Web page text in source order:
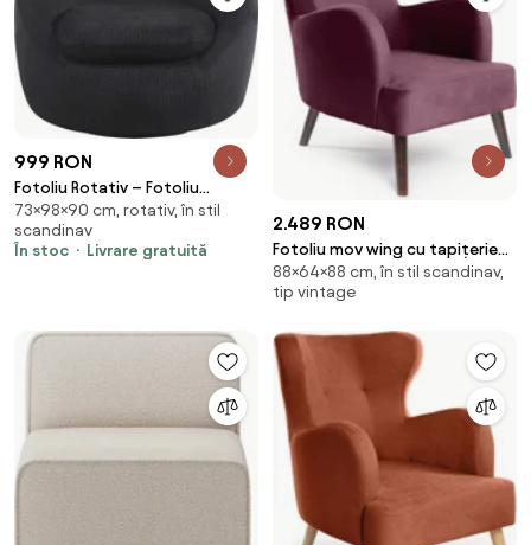
999 RON
Fotoliu Rotativ – Fotoliu
Modern și Confortabil pentru
Living, Material Textil, stofa
Aragon, Negru
73×98×90 cm, rotativ, în stil
scandinav
În stoc
Livrare gratuită
2.489 RON
Fotoliu mov wing cu tapițerie
din catifea Noemye – Bonami
Selection
88×64×88 cm, în stil scandinav,
tip vintage